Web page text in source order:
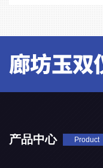
产品中心 Product